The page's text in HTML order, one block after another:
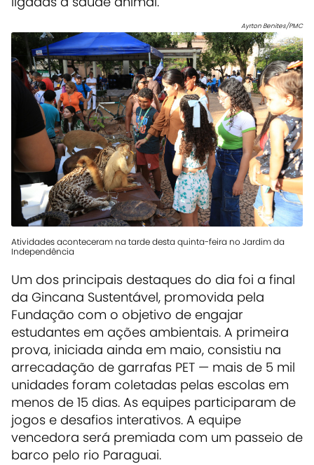
Ayrton Benites/PMC
Atividades aconteceram na tarde desta quinta-feira no Jardim da
Independência
Um dos principais destaques do dia foi a final
da Gincana Sustentável, promovida pela
Fundação com o objetivo de engajar
estudantes em ações ambientais. A primeira
prova, iniciada ainda em maio, consistiu na
arrecadação de garrafas PET — mais de 5 mil
unidades foram coletadas pelas escolas em
menos de 15 dias. As equipes participaram de
jogos e desafios interativos. A equipe
vencedora será premiada com um passeio de
barco pelo rio Paraguai.